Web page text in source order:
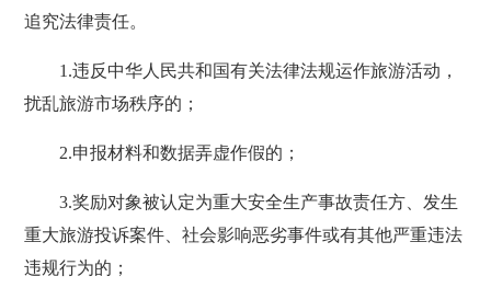
追究法律责任。
1.违反中华人民共和国有关法律法规运作旅游活动，
扰乱旅游市场秩序的；
2.申报材料和数据弄虚作假的；
3.奖励对象被认定为重大安全生产事故责任方、发生
重大旅游投诉案件、社会影响恶劣事件或有其他严重违法
违规行为的；